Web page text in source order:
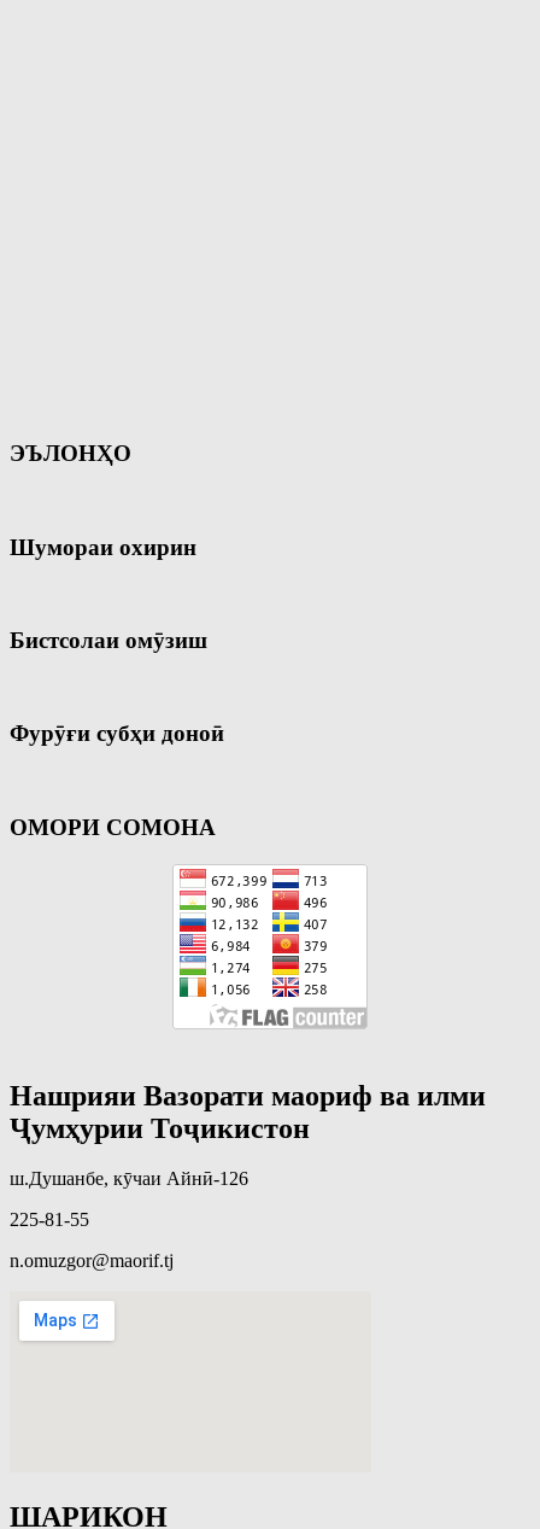
ЭЪЛОНҲО
Шумораи охирин
Бистсолаи омӯзиш
Фурӯғи субҳи доноӣ
ОМОРИ СОМОНА
Нашрияи Вазорати маориф ва илми
Ҷумҳурии Тоҷикистон
ш.Душанбе, кӯчаи Айнӣ-126
225-81-55
n.omuzgor@maorif.tj
ШАРИКОН